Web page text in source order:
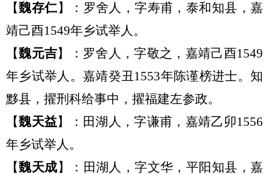
【魏存仁】：罗舍人 ，字寿甫 ，泰和知县，嘉
靖己酉1549年乡试举人。
【魏元吉】：罗舍人 ，字敬之， 嘉靖己酉1549
年乡试举人。嘉靖癸丑1553年陈谨榜进士。 知
黟县，擢刑科给事中，擢福建左参政。
【魏天益】 ： 田湖 人，字谦甫，嘉靖乙卯1556
年乡试举人。
【魏天成】：田湖 人，字文华，平阳知县，嘉